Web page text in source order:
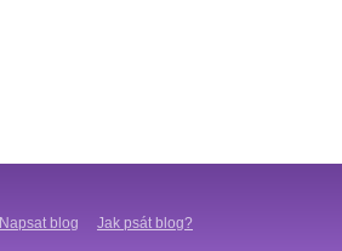
Napsat blog Jak psát blog?